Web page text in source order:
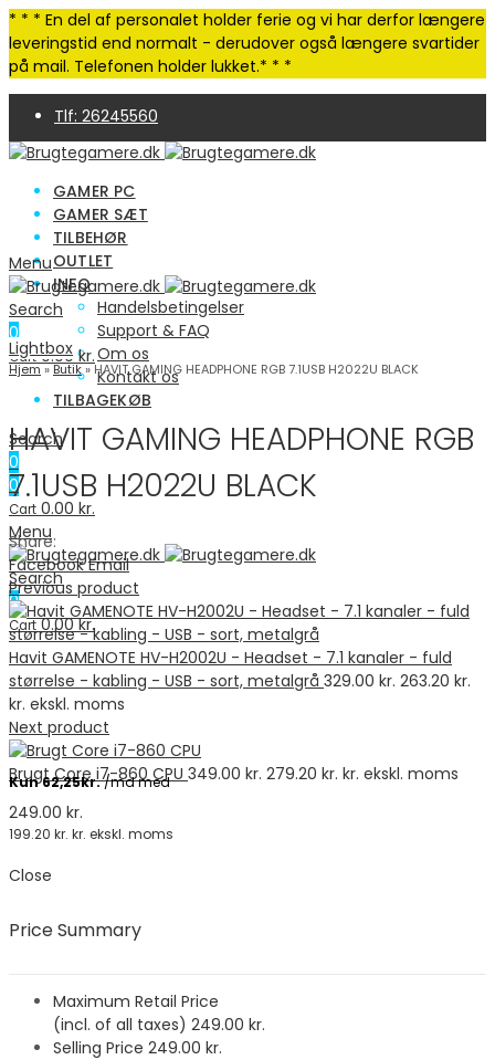
* * * En del af personalet holder ferie og vi har derfor længere
leveringstid end normalt - derudover også længere svartider
på mail. Telefonen holder lukket.* * *
Tlf: 26245560
4,9 Trustpilot | 250+ anmeldelser
GAMER PC
GAMER SÆT
TILBEHØR
OUTLET
INFO
Handelsbetingelser
Support & FAQ
Om os
Kontakt os
TILBAGEKØB
Search
0
0
Cart 0.00 kr.
Menu
Search
0
Cart 0.00kr.
Menu
Search
0
Cart 0.00kr.
Lightbox
Hjem»Butik»HAVIT GAMING HEADPHONE RGB 7.1USB H2022U BLACK
HAVIT GAMING HEADPHONE RGB
7.1USB H2022U BLACK
Share:
Facebook Email
Previous product
Havit GAMENOTE HV-H2002U - Headset - 7.1 kanaler - fuld
størrelse - kabling - USB - sort, metalgrå 329.00 kr. 263.20 kr.
kr. ekskl. moms
Next product
Brugt Core i7-860 CPU 349.00 kr. 279.20 kr. kr. ekskl. moms
249.00 kr.
199.20 kr. kr. ekskl. moms
Close
Price Summary
Maximum Retail Price
(incl. of all taxes) 249.00 kr.
Selling Price 249.00 kr.